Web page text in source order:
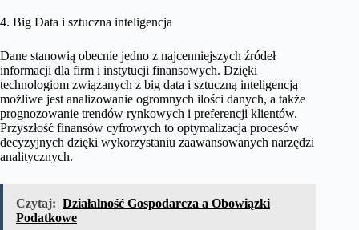
4. Big Data i sztuczna inteligencja
Dane stanowią obecnie jedno z najcenniejszych źródeł
informacji dla firm i instytucji finansowych. Dzięki
technologiom związanych z big data i sztuczną inteligencją
możliwe jest analizowanie ogromnych ilości danych, a także
prognozowanie trendów rynkowych i preferencji klientów.
Przyszłość finansów cyfrowych to optymalizacja procesów
decyzyjnych dzięki wykorzystaniu zaawansowanych narzędzi
analitycznych.
Czytaj: Działalność Gospodarcza a Obowiązki
Podatkowe